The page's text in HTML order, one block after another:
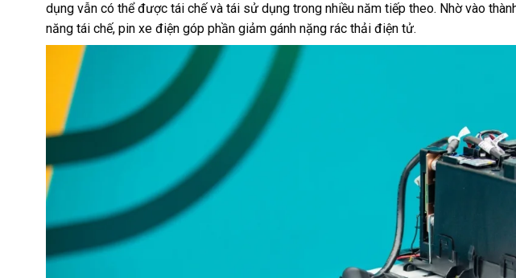
dụng vẫn có thể được tái chế và tái sử dụng trong nhiều năm tiếp theo. Nhờ vào
năng tái chế, pin xe điện góp phần giảm gánh nặng rác thải điện tử.